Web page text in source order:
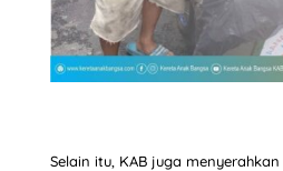
Selain itu, KAB juga